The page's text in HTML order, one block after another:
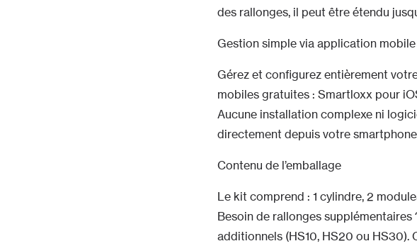
des rallonges, il peut être étendu
Gestion simple via application mobile
Gérez et configurez entièrement
mobiles gratuites : Smartloxx pour
Aucune installation complexe ni
directement depuis votre
Contenu de l’emballage
Le kit comprend : 1 cylindre, 2
Besoin de rallonges
additionnels (HS10, HS20 ou